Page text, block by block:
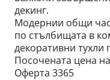
декинг.
Модернии общи
по стълбищата в
декоративни тухли
Посочената цена
Оферта 3365